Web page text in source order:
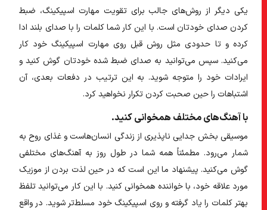
یکی دیگر از روش‌های جالب برای تقویت مهارت اسپیکینگ، ضبط
کردن صدای خودتان است. با این کار شما کلمات را با صدای بلند ادا
کرده و تا حدودی مثل روش قبل روی مهارت اسپیکینگ خود کار
می‌کنید. سپس می‌توانید به صدای ضبط شده خودتان گوش کنید و
ایرادات خود را متوجه شوید. به این ترتیب در دفعات بعدی، آن
اشتباهات را حین صحبت کردن تکرار نخواهید کرد.
با آهنگ‌های مختلف همخوانی کنید.
موسیقی بخش جدایی ناپذیری از زندگی انسان‌هاست و غذای روح به
شمار می‌رود. مطمئناً همه شما در طول روز به آهنگ‌های مختلفی
گوش می‌کنید. پیشنهاد ما این است که در حین لذت بردن از موزیک
مورد علاقه خود، با خواننده همخوانی کنید. با این کار می‌توانید تلفظ
بهتر کلمات را یاد گرفته و روی اسپیکینگ خود مسلط‌تر شوید. در واقع